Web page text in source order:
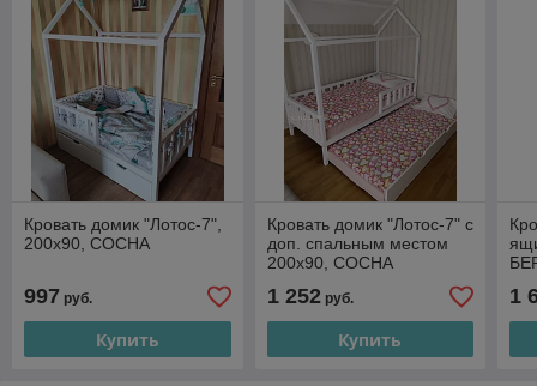
Кровать домик "Лотос-7",
200х90, СОСНА
997 руб.
Купить
Кровать домик "Лотос-7" с
доп. спальным местом
200х90, СОСНА
1 252руб.
Купить
1